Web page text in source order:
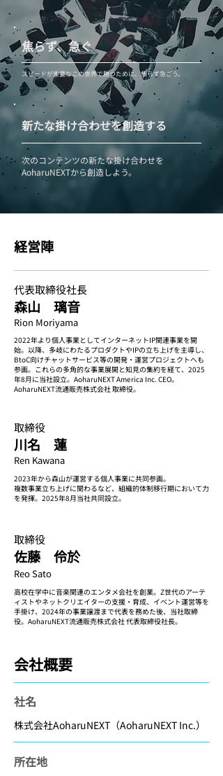
焦らず、急ぐ
スピードが重要なこの世界で勝つために、焦らず急ごう。
​新たな掛け合わせを創造する
次のコンテンツの新たな掛け合わせを
AoharuNEXTから創造しよう。
​経営陣​
​代表取締役社長
​森山 璃音
Rion Moriyama
2022年より個人事業としてインターネットIP関連事業を開
始。以降、多岐にわたるプロダクトやIPの立ち上げを主導し、
BtoC向けチャットサービス等の開発・運営プロジェクトへも
参画。これらの多角的な事業展開と知見の集約を経て、2025
年8月に当社設立。AoharuNEXT America Inc. CEO。
AoharuNEXT流通販売株式会社 取締役。
取締役
​川名 蓮
Ren Kawana
2023年から森山が運営する個人事業に共同参画。
​複数事業立ち上げに関わるなど、組織的体制移行期において力
を発揮。2025年8月当社共同設立。
取締役
​佐藤 伶於
Reo Sato
高校在学中に音楽関連のエンタメ会社を創業。Z世代のアーテ
ィストやネットクリエイターの支援・育成、イベント運営等を
手掛け、2024年の事業譲渡まで代表を務めた後、当社取締
役。AoharuNEXT流通販売株式会社 代表取締役社長。
会社概要
​社名
​株式会社AoharuNEXT（AoharuNEXT Inc.）
​所在地